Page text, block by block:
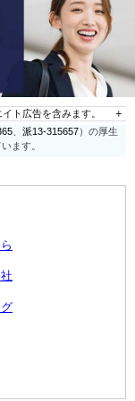
ト広告を含みます。
派13-315657）の厚生
ます。